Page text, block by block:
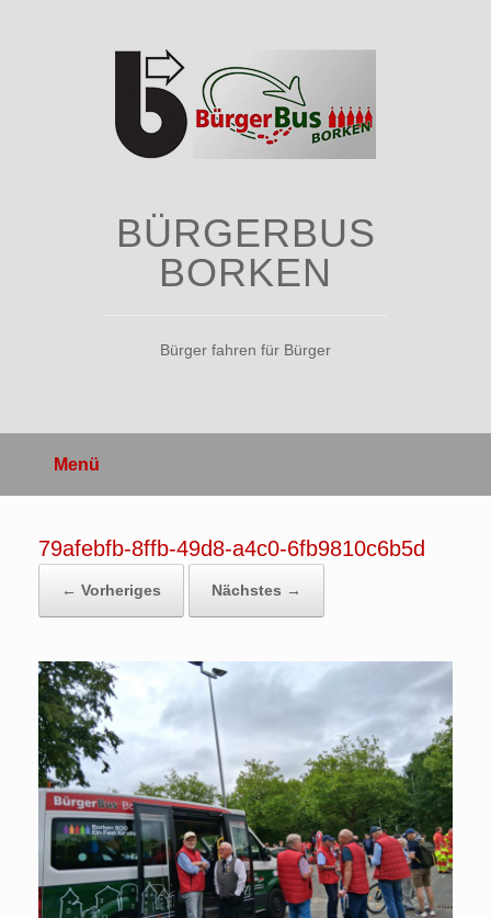
BÜRGERBUS
BORKEN
Bürger fahren für Bürger
Menü
79afebfb-8ffb-49d8-a4c0-6fb9810c6b5d
← Vorheriges Nächstes →